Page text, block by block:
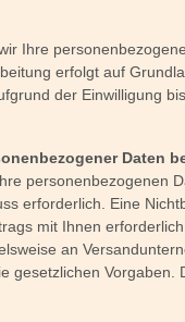
Ihre
erfolgt auf
der Einwilligung
Daten
personenbezogenen
erforderlich. Eine
mit Ihnen erforderlich.
an
gesetzlichen